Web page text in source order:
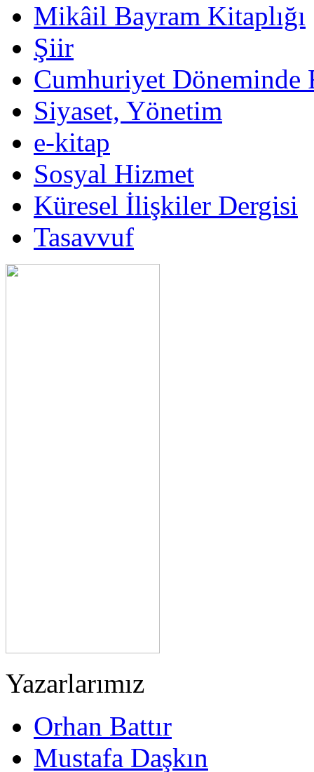
Mikâil Bayram Kitaplığı
Şiir
Cumhuriyet Döneminde
Siyaset, Yönetim
e-kitap
Sosyal Hizmet
Küresel İlişkiler Dergisi
Tasavvuf
Yazarlarımız
Orhan Battır
Mustafa Daşkın